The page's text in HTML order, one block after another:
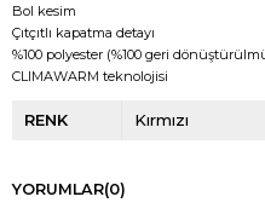
Bol kesim
Çıtçıtlı kapatma detayı
%100 polyester (%100 geri
CLIMAWARM teknolojisi
RENK Kırmızı
YORUMLAR(0)